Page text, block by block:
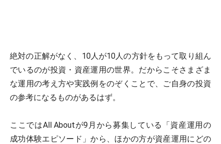
絶対の正解がなく、10人が10人の方針をもって取り組ん
でいるのが投資・資産運用の世界。だからこそさまざま
な運用の考え方や実践例をのぞくことで、ご自身の投資
の参考になるものがあるはず。
ここではAll Aboutが9月から募集している「資産運用の
成功体験エピソード」から、ほかの方が資産運用にどの